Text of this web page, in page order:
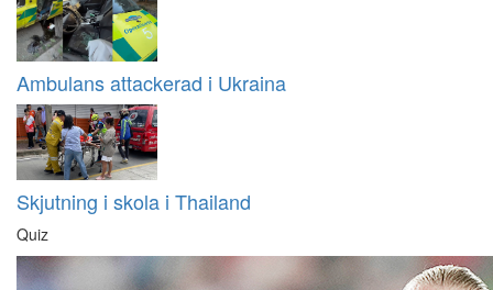
Ambulans attackerad i Ukraina
Skjutning i skola i Thailand
Quiz